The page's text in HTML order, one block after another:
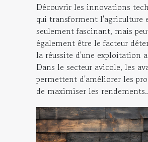
Découvrir les innovations
qui transforment l'agriculture
seulement fascinant, mais
également être le facteur
la réussite d'une exploitation
Dans le secteur avicole, les
permettent d'améliorer les
de maximiser les